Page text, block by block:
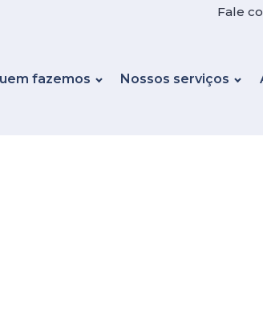
Fale
fazemos Nossos serviços